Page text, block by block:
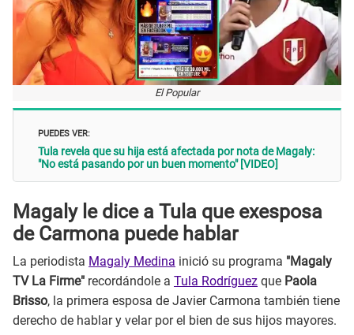
El Popular
PUEDES VER:
Tula revela que su hija está afectada por nota de Magaly:
"No está pasando por un buen momento" [VIDEO]
Magaly le dice a Tula que exesposa
de Carmona puede hablar
La periodista Magaly Medina inició su programa "Magaly
TV La Firme" recordándole a Tula Rodríguez que Paola
Brisso, la primera esposa de Javier Carmona también tiene
derecho de hablar y velar por el bien de sus hijos mayores.